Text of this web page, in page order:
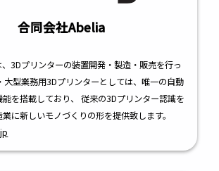
合同会社Abelia
3Dプリンターの装置開発・製造・販売を行っ
大型業務用3Dプリンターとしては、唯一の自動
を搭載しており、 従来の3Dプリンター認識を
に新しいモノづくりの形を提供致します。